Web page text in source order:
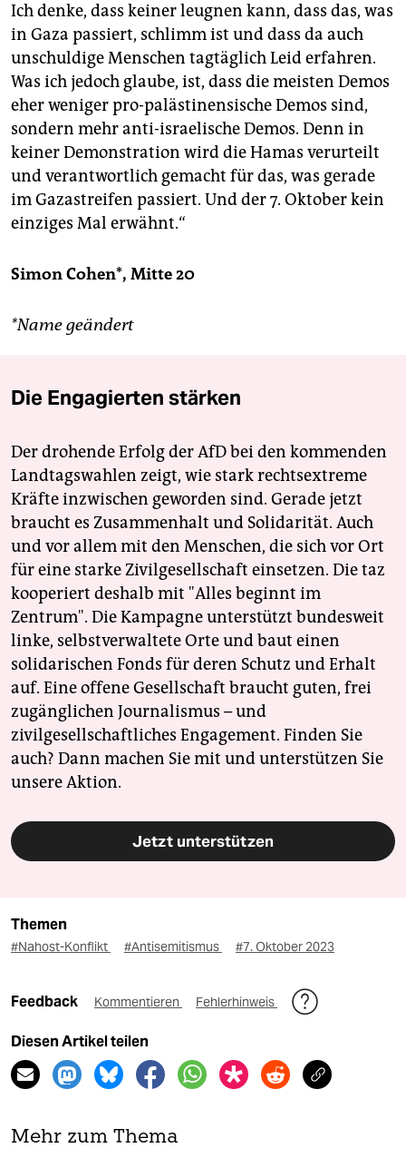
Ich denke, dass keiner leugnen kann, dass das, was
in Gaza passiert, schlimm ist und dass da auch
unschuldige Menschen tagtäglich Leid erfahren.
Was ich jedoch glaube, ist, dass die meisten Demos
eher weniger pro-palästinensische Demos sind,
sondern mehr anti-israelische Demos. Denn in
keiner Demonstration wird die Hamas verurteilt
und verantwortlich gemacht für das, was gerade
im Gazastreifen passiert. Und der 7. Oktober kein
einziges Mal erwähnt.“
Simon Cohen*, Mitte 20
*Name geändert
Die Engagierten stärken
Der drohende Erfolg der AfD bei den kommenden
Landtagswahlen zeigt, wie stark rechtsextreme
Kräfte inzwischen geworden sind. Gerade jetzt
braucht es Zusammenhalt und Solidarität. Auch
und vor allem mit den Menschen, die sich vor Ort
für eine starke Zivilgesellschaft einsetzen. Die taz
kooperiert deshalb mit "Alles beginnt im
Zentrum". Die Kampagne unterstützt bundesweit
linke, selbstverwaltete Orte und baut einen
solidarischen Fonds für deren Schutz und Erhalt
auf. Eine offene Gesellschaft braucht guten, frei
zugänglichen Journalismus – und
zivilgesellschaftliches Engagement. Finden Sie
auch? Dann machen Sie mit und unterstützen Sie
unsere Aktion.
Jetzt unterstützen
Themen
#Nahost-Konflikt #Antisemitismus #7. Oktober 2023
Feedback Kommentieren Fehlerhinweis
Diesen Artikel teilen
Mehr zum Thema